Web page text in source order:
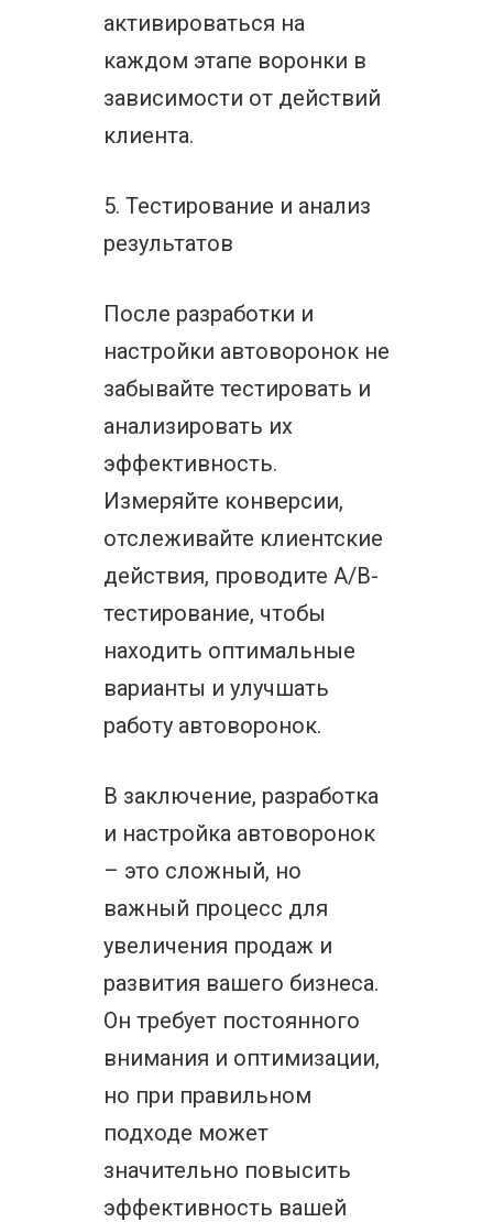
активироваться на
каждом этапе воронки в
зависимости от действий
клиента.
5. Тестирование и анализ
результатов
После разработки и
настройки автоворонок не
забывайте тестировать и
анализировать их
эффективность.
Измеряйте конверсии,
отслеживайте клиентские
действия, проводите A/B-
тестирование, чтобы
находить оптимальные
варианты и улучшать
работу автоворонок.
В заключение, разработка
и настройка автоворонок
– это сложный, но
важный процесс для
увеличения продаж и
развития вашего бизнеса.
Он требует постоянного
внимания и оптимизации,
но при правильном
подходе может
значительно повысить
эффективность вашей